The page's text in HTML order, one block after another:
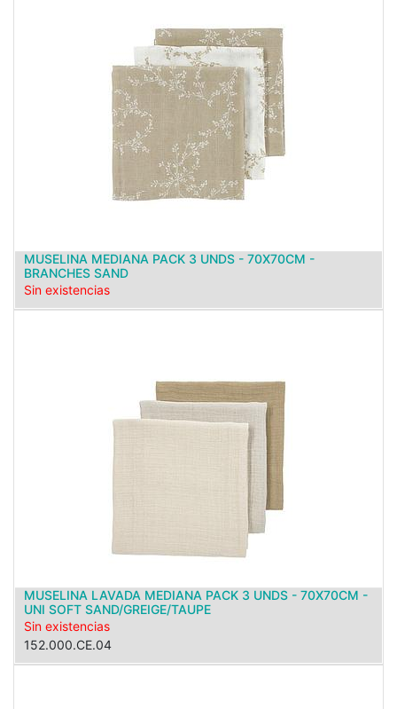
MUSELINA MEDIANA PACK 3 UNDS - 70X70CM -
BRANCHES SAND
Sin existencias
MUSELINA LAVADA MEDIANA PACK 3 UNDS - 70X70CM -
UNI SOFT SAND/GREIGE/TAUPE
Sin existencias
152.000.CE.04